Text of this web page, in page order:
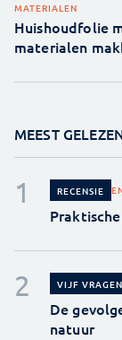
MATERIALEN
Huishoudfolie
materialen
MEEST
RECENSIE
VIJF
De
natuur